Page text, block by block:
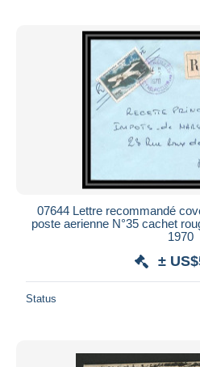
07644 Lettre recommandé
poste aerienne N°35 cachet
1970
±
Status